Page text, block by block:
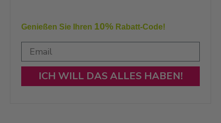
Genießen Sie Ihren 10% Rabatt-Code!
ICH WILL DAS ALLES HABEN!